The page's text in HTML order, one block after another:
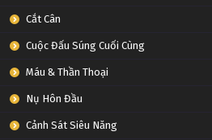
Cắt Cân
Cuộc Đấu Súng Cuối Cùng
Máu & Thần Thoại
Nụ Hôn Đầu
Cảnh Sát Siêu Năng